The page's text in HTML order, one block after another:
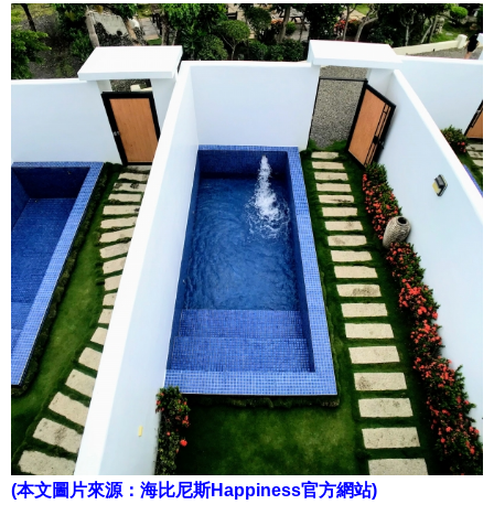
(本文圖片來源：海比尼斯Happiness官方網站)